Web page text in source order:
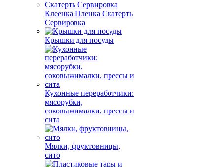
Клеенка Пленка Скатерть
Сервировка
Крышки для посуды
Кухонные переработчики:
мясорубки,
соковыжималки, прессы и
сита
Мялки, фруктовницы,
сито